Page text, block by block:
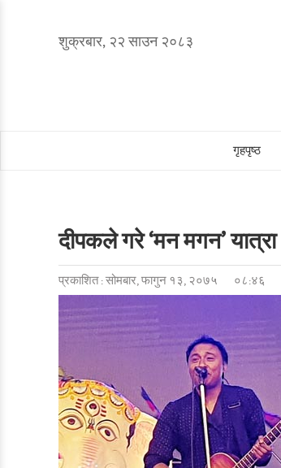
शुक्रबार, २२ साउन २०८३
गृहपृष्ठ
दीपकले गरे ‘मन मगन’ यात्रा
प्रकाशित : सोमबार, फागुन १३, २०७५ ०८:४६